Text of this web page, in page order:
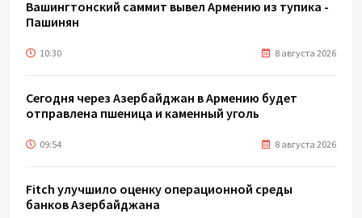
Вашингтонский саммит вывел Армению из тупика -
Пашинян
10:30 8 августа 2026
Сегодня через Азербайджан в Армению будет
отправлена пшеница и каменный уголь
09:54 8 августа 2026
Fitch улучшило оценку операционной среды
банков Азербайджана